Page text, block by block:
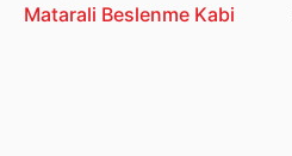
Matarali Beslenme Kabi